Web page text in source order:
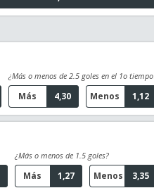
¿Más o menos de 2.5 goles en el 1o
4,30
Más 1,12
Menos
¿Más o menos de 1.5 goles?
1,27
Más 3,35
Menos